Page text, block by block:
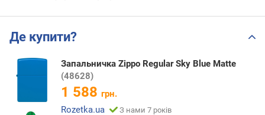
Де купити?
Запальничка Zippo Regular Sky Blue Matte
(48628)
1 588 грн.
Rozetka.ua
З нами 7 років